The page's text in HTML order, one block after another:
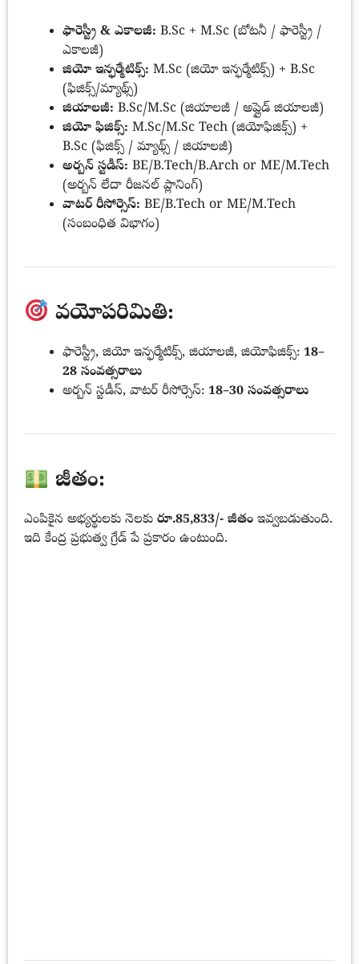
ఫారెస్ట్రీ & ఎకాలజీ: B.Sc + M.Sc (బోటనీ / ఫారెస్ట్రీ /
ఎకాలజీ)
జియో ఇన్ఫర్మేటిక్స్: M.Sc (జియో ఇన్ఫర్మేటిక్స్) + B.Sc
(ఫిజిక్స్/మ్యాథ్స్)
జియాలజీ: B.Sc/M.Sc (జియాలజీ / అప్లైడ్ జియాలజీ)
జియో ఫిజిక్స్: M.Sc/M.Sc Tech (జియోఫిజిక్స్) +
B.Sc (ఫిజిక్స్ / మ్యాథ్స్ / జియాలజీ)
అర్బన్ స్టడీస్: BE/B.Tech/B.Arch or ME/M.Tech
(అర్బన్ లేదా రీజనల్ ప్లానింగ్)
వాటర్ రీసోర్సెస్: BE/B.Tech or ME/M.Tech
(సంబంధిత విభాగం)
వయోపరిమితి:
ఫారెస్ట్రీ, జియో ఇన్ఫర్మేటిక్స్, జియాలజీ, జియోఫిజిక్స్: 18–
28 సంవత్సరాలు
అర్బన్ స్టడీస్, వాటర్ రీసోర్సెస్: 18–30 సంవత్సరాలు
జీతం:
ఎంపికైన అభ్యర్థులకు నెలకు రూ.85,833/- జీతం ఇవ్వబడుతుంది.
ఇది కేంద్ర ప్రభుత్వ గ్రేడ్ పే ప్రకారం ఉంటుంది.